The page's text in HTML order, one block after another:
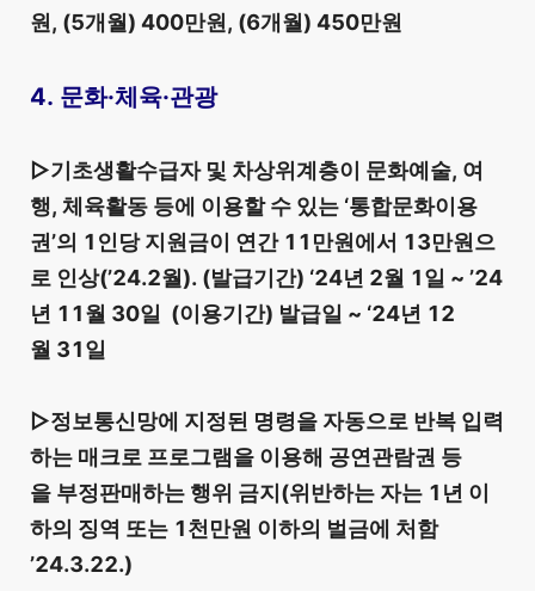
원, (5개월) 400만원, (6개월) 450만원
4. 문화·체육·관광
▷기초생활수급자 및 차상위계층이 문화예술, 여
행, 체육활동 등에 이용할 수 있는 ‘통합문화이용
권’의 1인당 지원금이 연간 11만원에서 13만원으
로 인상(’24.2월). (발급기간) ‘24년 2월 1일 ~ ’24
년 11월 30일 (이용기간) 발급일 ~ ‘24년 12
월 31일
▷정보통신망에 지정된 명령을 자동으로 반복 입력
하는 매크로 프로그램을 이용해 공연관람권 등
을 부정판매하는 행위 금지(위반하는 자는 1년 이
하의 징역 또는 1천만원 이하의 벌금에 처함
’24.3.22.)